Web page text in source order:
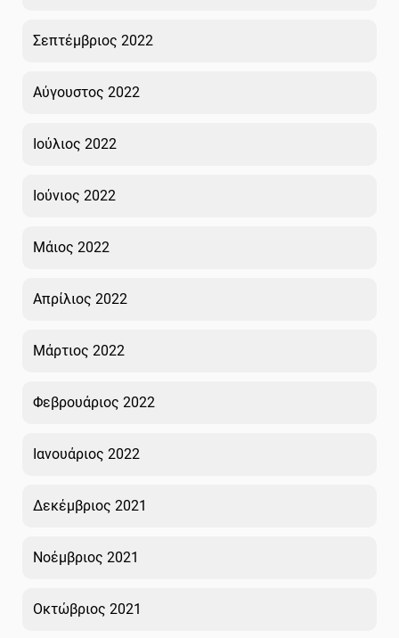
Σεπτέμβριος 2022
Αύγουστος 2022
Ιούλιος 2022
Ιούνιος 2022
Μάιος 2022
Απρίλιος 2022
Μάρτιος 2022
Φεβρουάριος 2022
Ιανουάριος 2022
Δεκέμβριος 2021
Νοέμβριος 2021
Οκτώβριος 2021